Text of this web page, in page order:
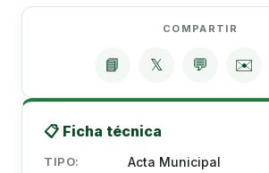
COMPARTIR
📘 𝕏 💬 ✉️
📋 Ficha técnica
TIPO: Acta Municipal